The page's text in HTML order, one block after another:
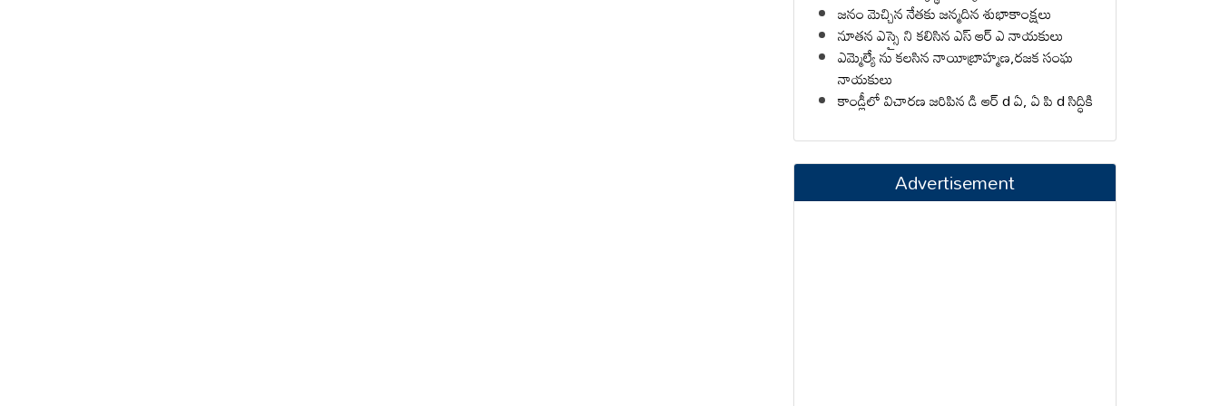
జనం మెచ్చిన నేతకు జన్మదిన శుభాకాంక్షలు
నూతన ఎస్సై ని కలిసిన ఎస్ ఆర్ ఎ నాయకులు
ఎమ్మెల్యే ను కలసిన నాయీబ్రాహ్మణ,రజక సంఘ
నాయకులు
కాండ్లీలో విచారణ జరిపిన డి ఆర్ d ఏ, ఏ పి d సిద్ధికి
Advertisement